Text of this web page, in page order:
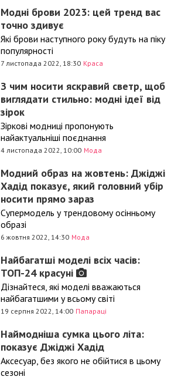
Модні брови 2023: цей тренд вас
точно здивує
Які брови наступного року будуть на піку
популярності
7 листопада 2022, 18:30 Краса
З чим носити яскравий светр, щоб
виглядати стильно: модні ідеї від
зірок
Зіркові модниці пропонують
найактуальніші поєднання
4 листопада 2022, 10:00 Мода
Модний образ на жовтень: Джіджі
Хадід показує, який головний убір
носити прямо зараз
Супермодель у трендовому осінньому
образі
6 жовтня 2022, 14:30 Мода
Найбагатші моделі всіх часів:
ТОП-24 красуні
Дізнайтеся, які моделі вважаються
найбагатшими у всьому світі
19 серпня 2022, 14:00 Папараці
Наймодніша сумка цього літа:
показує Джіджі Хадід
Аксесуар, без якого не обійтися в цьому
сезоні